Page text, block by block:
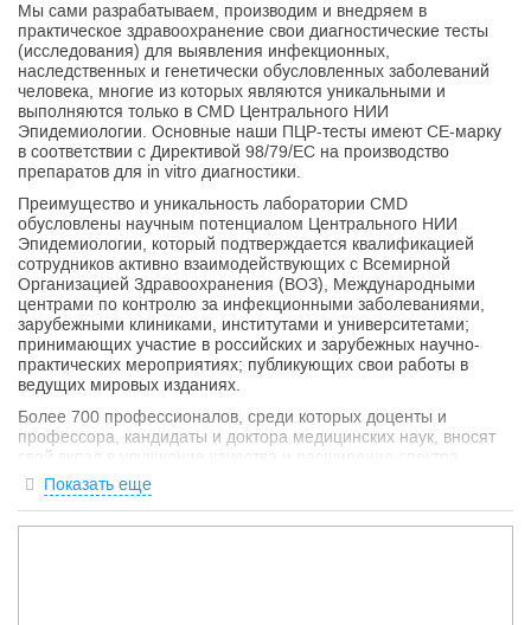
Мы сами разрабатываем, производим и внедряем в
практическое здравоохранение свои диагностические тесты
(исследования) для выявления инфекционных,
наследственных и генетически обусловленных заболеваний
человека, многие из которых являются уникальными и
выполняются только в CMD Центрального НИИ
Эпидемиологии. Основные наши ПЦР-тесты имеют СЕ-марку
в соответствии с Директивой 98/79/ЕС на производство
препаратов для in vitro диагностики.
Преимущество и уникальность лаборатории CMD
обусловлены научным потенциалом Центрального НИИ
Эпидемиологии, который подтверждается квалификацией
сотрудников активно взаимодействующих с Всемирной
Организацией Здравоохранения (ВОЗ), Международными
центрами по контролю за инфекционными заболеваниями,
зарубежными клиниками, институтами и университетами;
принимающих участие в российских и зарубежных научно-
практических мероприятиях; публикующих свои работы в
ведущих мировых изданиях.
Более 700 профессионалов, среди которых доценты и
профессора, кандидаты и доктора медицинских наук, вносят
свой вклад в улучшение качества и расширение спектра
предоставляемых услуг, проводят обучение и оказывают
методическую, информационную и консультационную
поддержку врачам клинических специальностей,
Показать еще